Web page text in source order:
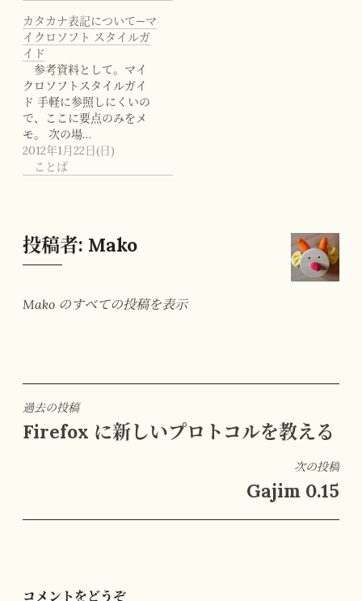
カタカナ表記について—マ
イクロソフト スタイルガ
イド
参考資料として。マイ
クロソフトスタイルガイ
ド 手軽に参照しにくいの
で、ここに要点のみをメ
モ。 次の場…
2012年1月22日(日)
ことば
投稿者: Mako
Mako のすべての投稿を表示
投
稿
過去の投稿
Firefox に新しいプロトコルを教える
次の投稿
Gajim 0.15
コメントをどうぞ